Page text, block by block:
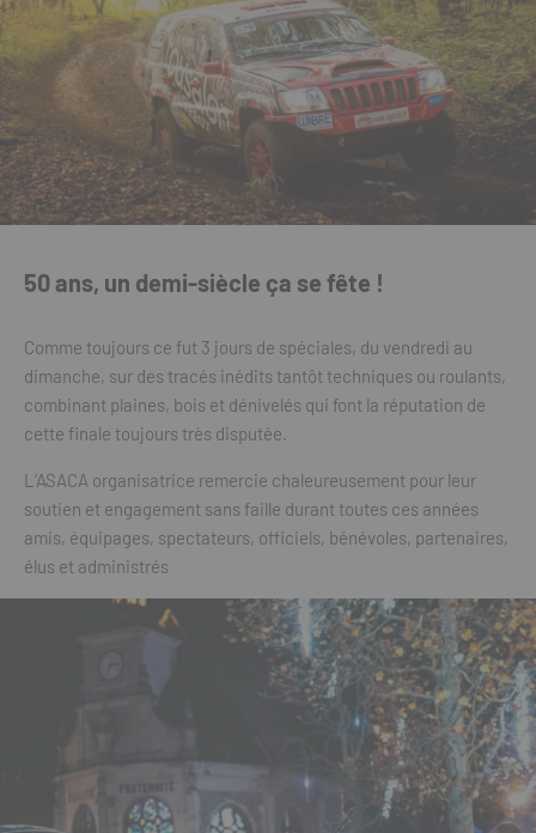
50 ans, un demi-siècle ça se fête !
Comme toujours ce fut 3 jours de spéciales, du vendredi au
dimanche, sur des tracés inédits tantôt techniques ou roulants,
combinant plaines, bois et dénivelés qui font la réputation de
cette finale toujours très disputée.
L’ASACA organisatrice remercie chaleureusement pour leur
soutien et engagement sans faille durant toutes ces années
amis, équipages, spectateurs, officiels, bénévoles, partenaires,
élus et administrés